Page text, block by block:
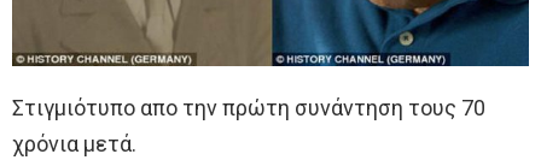
Στιγμιότυπο απο την πρώτη συνάντηση τους 70
χρόνια μετά.